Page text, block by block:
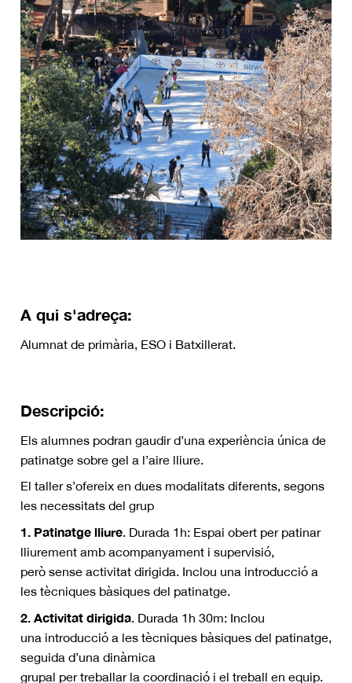
A qui s'adreça:
Alumnat de primària, ESO i Batxillerat.
Descripció:
Els alumnes podran gaudir d’una experiència única de
patinatge sobre gel a l’aire lliure.
El taller s’ofereix en dues modalitats diferents, segons
les necessitats del grup
1. Patinatge lliure. Durada 1h: Espai obert per patinar
lliurement amb acompanyament i supervisió,
però sense activitat dirigida. Inclou una introducció a
les tècniques bàsiques del patinatge.
2. Activitat dirigida. Durada 1h 30m: Inclou
una introducció a les tècniques bàsiques del patinatge,
seguida d’una dinàmica
grupal per treballar la coordinació i el treball en equip.